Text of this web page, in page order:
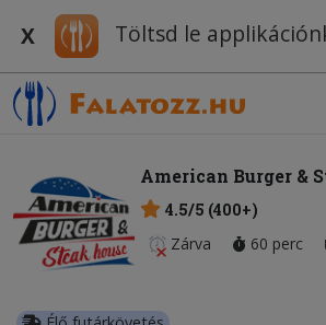
X Töltsd le
American Burger &
4.5/5 (400+)
Zárva
60 perc